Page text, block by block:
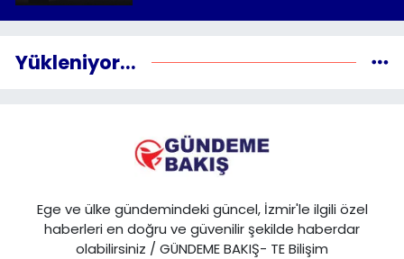
Yükleniyor...
Ege ve ülke gündemindeki güncel, İzmir'le ilgili özel
haberleri en doğru ve güvenilir şekilde haberdar
olabilirsiniz / GÜNDEME BAKIŞ- TE Bilişim